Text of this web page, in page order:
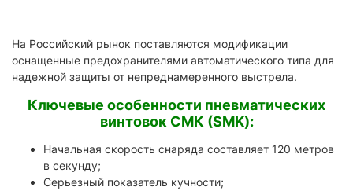
На Российский рынок поставляются модификации
оснащенные предохранителями автоматического типа для
надежной защиты от непреднамеренного выстрела.
Ключевые особенности пневматических
винтовок СМК (SMK):
Начальная скорость снаряда составляет 120 метров
в секунду;
Серьезный показатель кучности;